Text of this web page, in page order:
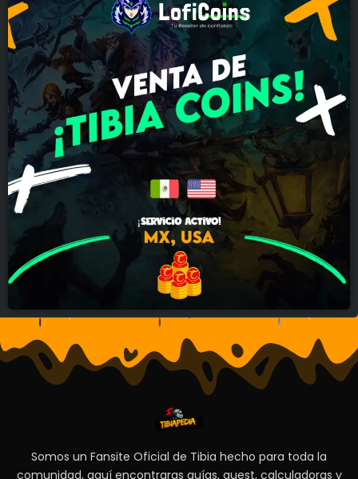
Somos un Fansite Oficial de Tibia hecho para toda la
comunidad, aquí encontraras guías, quest, calculadoras y